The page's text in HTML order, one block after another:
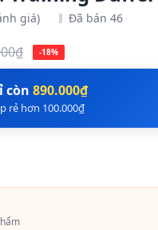
giá) Đã bán 46
-18%
còn 890.000₫
rẻ hơn 100.000₫